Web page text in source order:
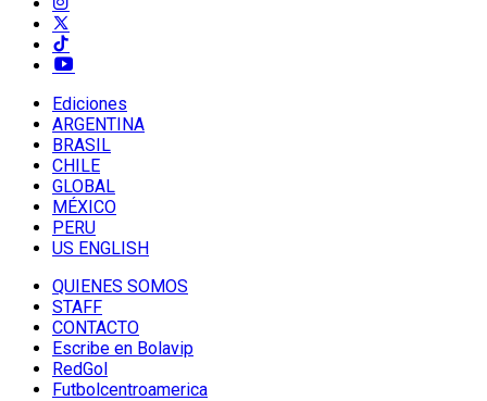
Ediciones
ARGENTINA
BRASIL
CHILE
GLOBAL
MÉXICO
PERU
US ENGLISH
QUIENES SOMOS
STAFF
CONTACTO
Escribe en Bolavip
RedGol
Futbolcentroamerica